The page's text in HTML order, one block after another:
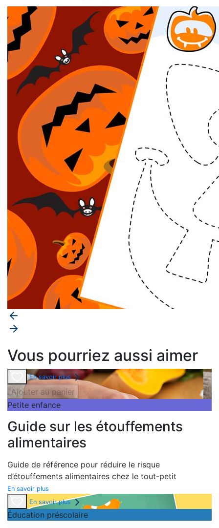
Vous pourriez aussi aimer
En savoir plus
Ajouter au panier
Petite enfance
Guide sur les étouffements
alimentaires
Guide de référence pour réduire le risque
d’étouffements alimentaires chez le tout-petit
En savoir plus
En savoir plus
Éducation préscolaire